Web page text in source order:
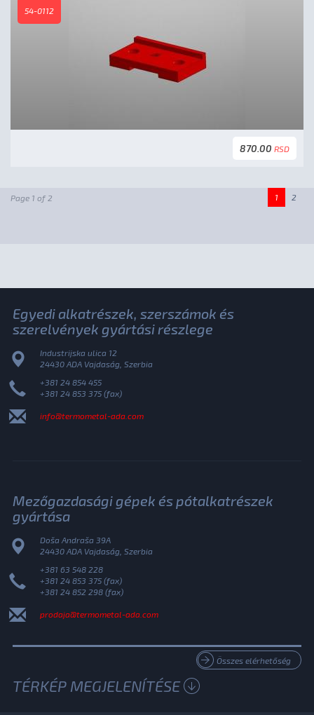
54-0112
870.00 RSD
Page 1 of 2 1 2
Egyedi alkatrészek, szerszámok és
szerelvények gyártási részlege
Industrijska ulica 12
24430 ADA Vajdaság, Szerbia
+381 24 854 455
+381 24 853 375 (fax)
info@termometal-ada.com
Mezőgazdasági gépek és pótalkatrészek
gyártása
Doša Andraša 39A
24430 ADA Vajdaság, Szerbia
+381 63 548 228
+381 24 853 375 (fax)
+381 24 852 298 (fax)
prodaja@termometal-ada.com
Összes elérhetőség
TÉRKÉP MEGJELENÍTÉSE